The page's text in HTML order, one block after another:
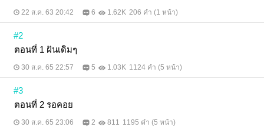
22 ส.ค. 63 20:42 6 1.62K 206 คำ (1 หน้า)
#2
ตอนที่ 1 ฝันเดิมๆ
30 ส.ค. 65 22:57 5 1.03K 1124 คำ (5 หน้า)
#3
ตอนที่ 2 รอคอย
30 ส.ค. 65 23:06 2 811 1195 คำ (5 หน้า)